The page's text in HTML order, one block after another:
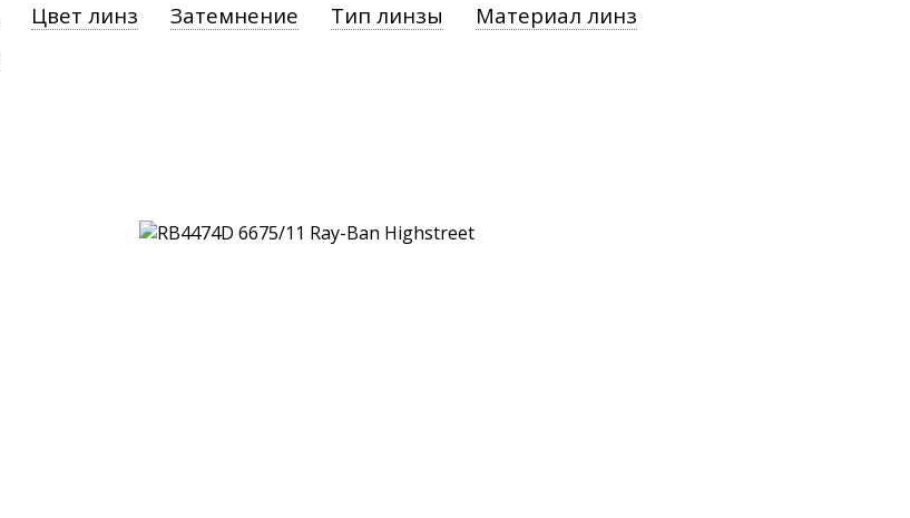
Цвет линз Затемнение Тип линзы
Материал линз